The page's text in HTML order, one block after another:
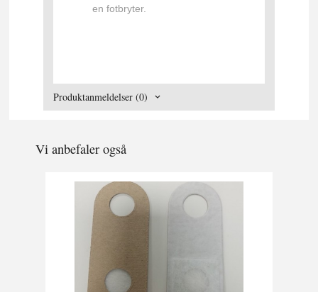
en fotbryter.
Produktanmeldelser (0)
Vi anbefaler også